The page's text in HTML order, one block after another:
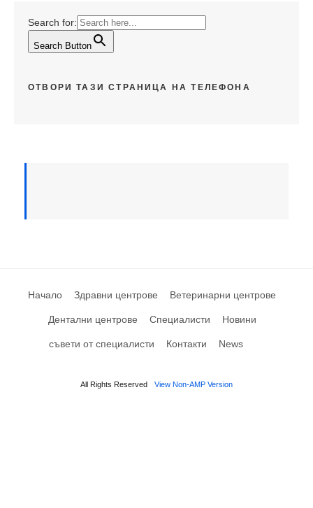
Search for:
Search Button
ОТВОРИ ТАЗИ СТРАНИЦА НА ТЕЛЕФОНА
Начало Здравни центрове Ветеринарни центрове
Дентални центрове Специалисти Новини
съвети от специалисти Контакти News
All Rights Reserved View Non-AMP Version